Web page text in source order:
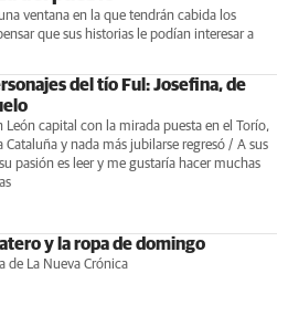
ventana en la que tendrán cabida los
que sus historias le podían interesar a
del tío Ful: Josefina, de
León capital con la mirada puesta en el Torío,
Cataluña y nada más jubilarse regresó / A sus
pasión es leer y me gustaría hacer muchas
y la ropa de domingo
de La Nueva Crónica